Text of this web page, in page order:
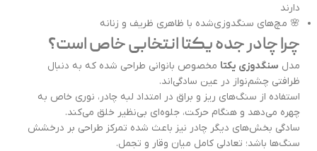
دارند
🌸 مچ‌های سنگدوزی‌شده با ظاهری ظریف و زنانه
چرا چادر جده یکتا انتخابی خاص است؟
مدل سنگدوزی یکتا مخصوص بانوانی طراحی شده که به دنبال
ظرافتی چشم‌نواز در عین سادگی‌اند.
استفاده از سنگ‌های ریز و براق در امتداد لبه چادر، نوری خاص به
چهره می‌دهد و هنگام حرکت، جلوه‌ای بی‌نظیر خلق می‌کند.
سادگی بخش‌های دیگر چادر نیز باعث شده تمرکز طراحی بر درخشش
سنگ‌ها باشد؛ تعادلی کامل میان وقار و تجمل.